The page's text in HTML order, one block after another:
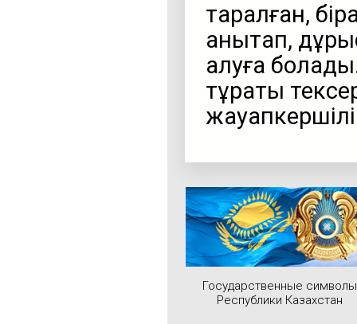
таралған,
анықтап,
алуға
тұрақты
Государственные символы
Республики Казахстан